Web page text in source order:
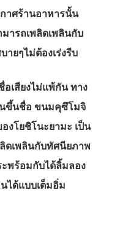
าศร้านอาหารนั้น
ารถเพลิดเพลินกับ
ายๆไม่ต้องเร่งรีบ
เสียงไม่แพ้กัน ทาง
ขึ้นชื่อ ขนมคุซึโมจิ
งโยชิโนะยามะ เป็น
ลิดเพลินกับทัศนียภาพ
พร้อมกับได้ลิ้มลอง
ได้แบบเต็มอิ่ม